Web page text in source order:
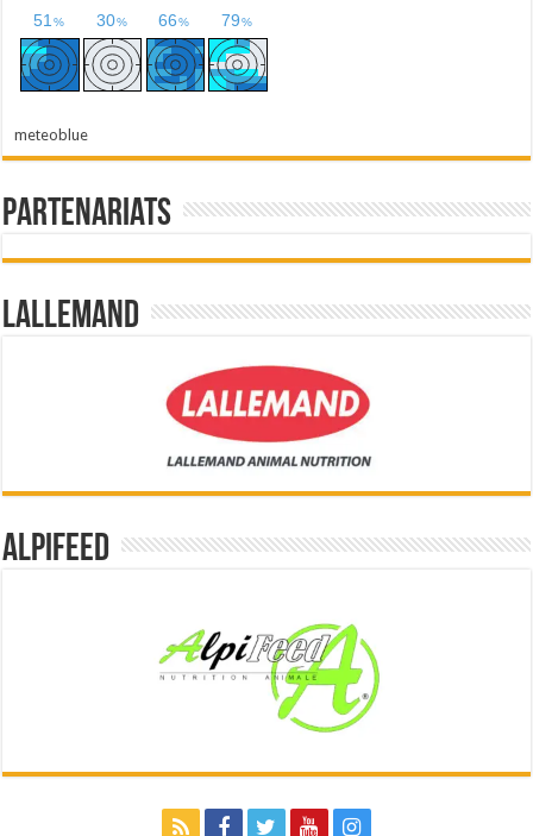
meteoblue
Partenariats
Lallemand
Alpifeed